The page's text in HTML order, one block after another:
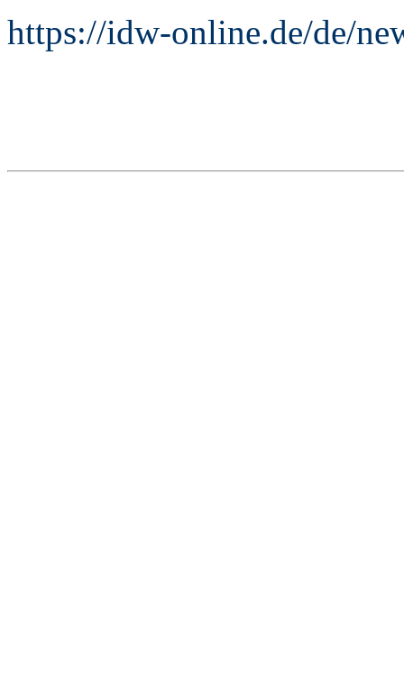
https://idw-online.de/de/